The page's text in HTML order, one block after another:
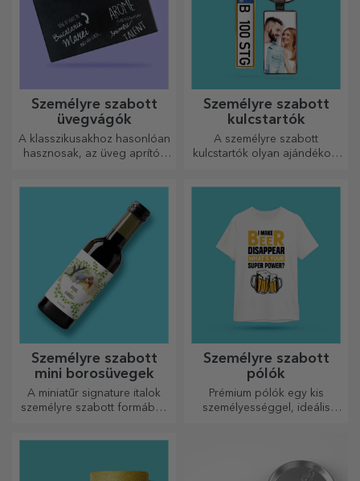
Személyre szabott
üvegvágók
A klasszikusakhoz hasonlóan
hasznosak, az üveg aprítók
kölcsönöznek a konyhának.
Személyre szabott
kulcstartók
A személyre szabott
kulcstartók olyan ajándékok,
hogy minden nap
emlékeztessék őket rád.
Személyre szabott
mini borosüvegek
A miniatűr signature italok
személyre szabott formában
Személyre szabott
pólók
Prémium pólók egy kis
személyességgel, ideális
a megfelelőt!